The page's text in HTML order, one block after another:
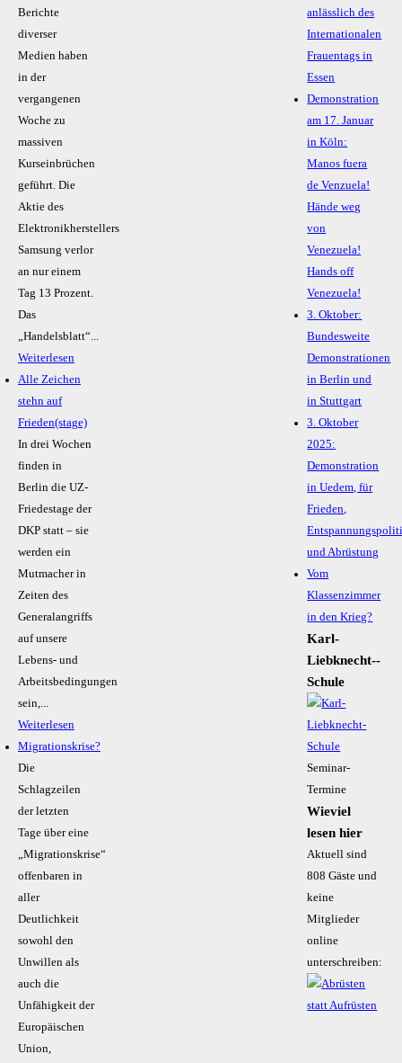
Berichte
diverser
Medien haben
in der
vergangenen
Woche zu
massiven
Kurseinbrüchen
geführt. Die
Aktie des
Elektronikherstellers
Samsung verlor
an nur einem
Tag 13 Prozent.
Das
„Handelsblatt“...
Weiterlesen
Alle Zeichen
stehn auf
Frieden(stage)
In drei Wochen
finden in
Berlin die UZ-
Friedestage der
DKP statt – sie
werden ein
Mutmacher in
Zeiten des
Generalangriffs
auf unsere
Lebens- und
Arbeitsbedingungen
sein,...
Weiterlesen
Migrationskrise?
Die
Schlagzeilen
der letzten
Tage über eine
„Migrationskrise“
offenbaren in
aller
Deutlichkeit
sowohl den
Unwillen als
auch die
Unfähigkeit der
Europäischen
Union,
anlässlich des
Internationalen
Frauentags in
Essen
Demonstration
am 17. Januar
in Köln:
Manos fuera
de Venzuela!
Hände weg
von
Venezuela!
Hands off
Venezuela!
3. Oktober:
Bundesweite
Demonstrationen
in Berlin und
in Stuttgart
3. Oktober
2025:
Demonstration
in Uedem, für
Frieden,
und Abrüstung
Vom
Klassenzimmer
in den Krieg?
Karl-
Liebknecht-­
Schule
Seminar-
Termine
Wieviel
lesen hier
Aktuell sind
808 Gäste und
keine
Mitglieder
online
unterschreiben: